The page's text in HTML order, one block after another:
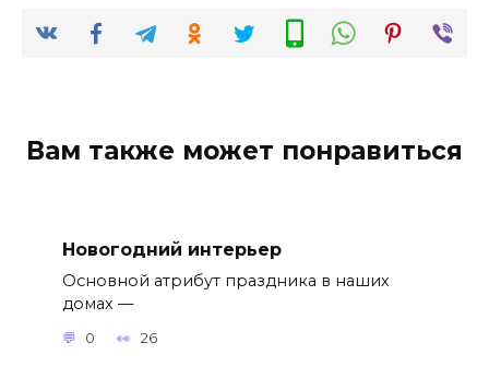
Вам также может понравиться
Новогодний интерьер
Основной атрибут праздника в наших
домах —
0 26